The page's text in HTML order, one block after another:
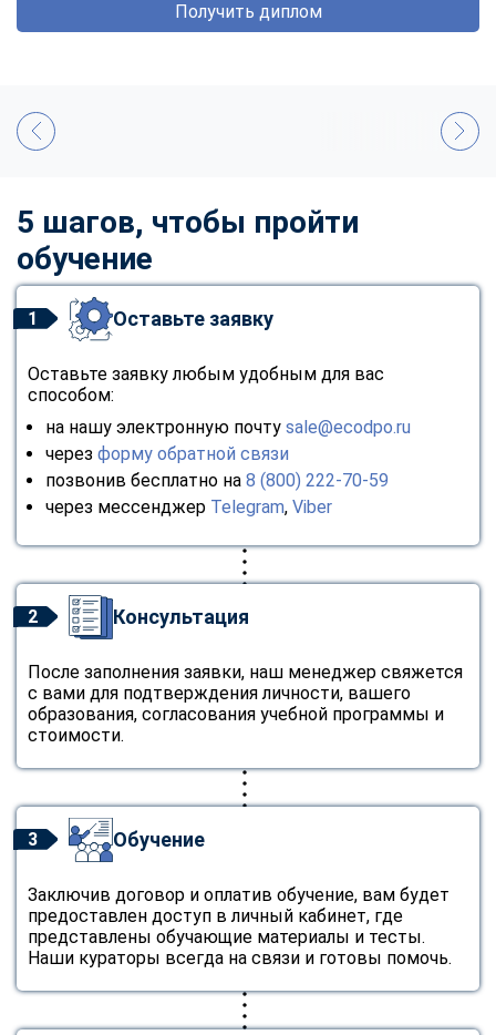
Получить диплом
5 шагов, чтобы пройти
обучение
1 Оставьте заявку
Оставьте заявку любым удобным для вас
способом:
на нашу электронную почту sale@ecodpo.ru
через форму обратной связи
позвонив бесплатно на 8 (800) 222-70-59
через мессенджер Telegram, Viber
2 Консультация
После заполнения заявки, наш менеджер свяжется
с вами для подтверждения личности, вашего
образования, согласования учебной программы и
стоимости.
3 Обучение
Заключив договор и оплатив обучение, вам будет
предоставлен доступ в личный кабинет, где
представлены обучающие материалы и тесты.
Наши кураторы всегда на связи и готовы помочь.